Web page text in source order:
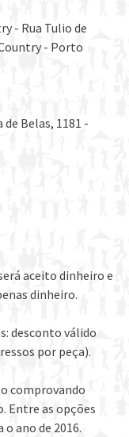
- Rua Tulio de
- Porto
Belas, 1181 -
aceito dinheiro e
dinheiro.
desconto válido
por peça).
comprovando
Entre as opções
ano de 2016.